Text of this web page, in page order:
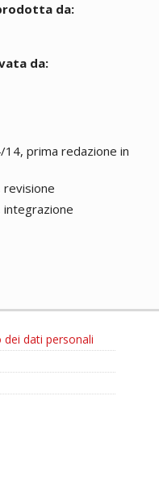
da:
da:
prima redazione in
revisione
integrazione
dati personali